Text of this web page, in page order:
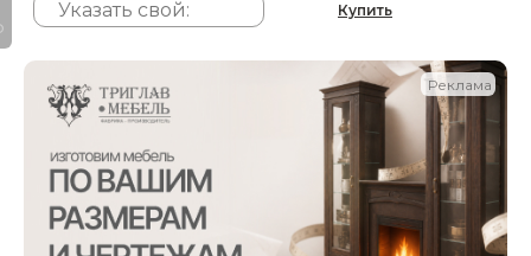
Купить
Реклама